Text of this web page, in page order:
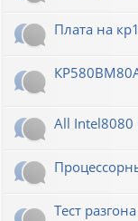
Плата на
All Intel8080
Тест